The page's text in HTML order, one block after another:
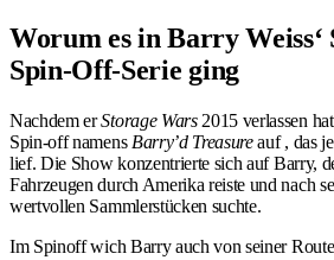
Worum es in Barry Weiss‘
Spin-Off-Serie ging
Nachdem erStorage Wars2015 verlassen
Spin-off namens Barry’d Treasureauf , das
lief. Die Show konzentrierte sich auf Barry,
Fahrzeugen durch Amerika reiste und nach
wertvollen Sammlerstücken suchte.
Im Spinoff wich Barry auch von seiner